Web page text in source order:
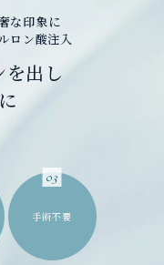
な印象に
ロン酸注入
出し
03
手術不要